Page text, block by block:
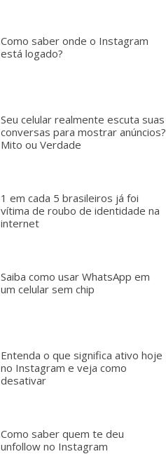
Como saber onde o Instagram
está logado?
Seu celular realmente escuta suas
conversas para mostrar anúncios?
Mito ou Verdade
1 em cada 5 brasileiros já foi
vítima de roubo de identidade na
internet
Saiba como usar WhatsApp em
um celular sem chip
Entenda o que significa ativo hoje
no Instagram e veja como
desativar
Como saber quem te deu
unfollow no Instagram